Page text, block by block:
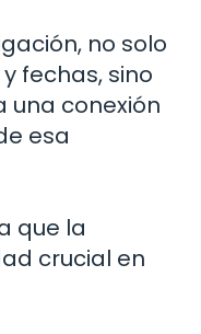
no solo
fechas, sino
una conexión
esa
que la
crucial en